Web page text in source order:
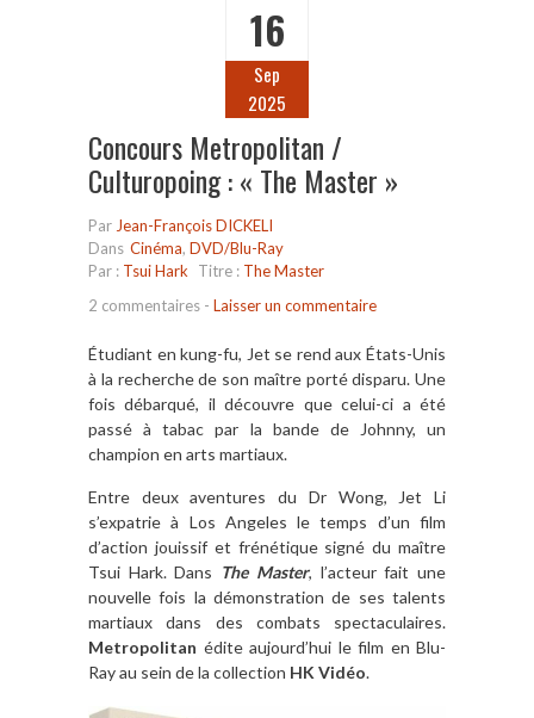
16
Sep
2025
Concours Metropolitan /
Culturopoing : « The Master »
Par Jean-François DICKELI
Dans Cinéma, DVD/Blu-Ray
Par : Tsui Hark Titre : The Master
2 commentaires - Laisser un commentaire
Étudiant en kung-fu, Jet se rend aux États-Unis
à la recherche de son maître porté disparu. Une
fois débarqué, il découvre que celui-ci a été
passé à tabac par la bande de Johnny, un
champion en arts martiaux.
Entre deux aventures du Dr Wong, Jet Li
s’expatrie à Los Angeles le temps d’un film
d’action jouissif et frénétique signé du maître
Tsui Hark. Dans The Master, l’acteur fait une
nouvelle fois la démonstration de ses talents
martiaux dans des combats spectaculaires.
Metropolitan édite aujourd’hui le film en Blu-
Ray au sein de la collection HK Vidéo.